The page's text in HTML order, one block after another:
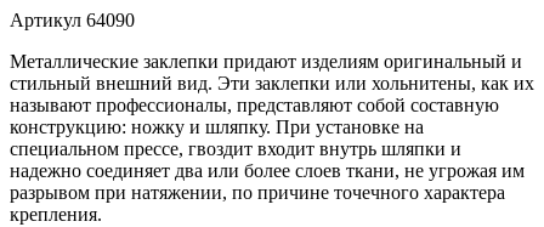
Артикул 64090
Металлические заклепки придают изделиям оригинальный и
стильный внешний вид. Эти заклепки или хольнитены, как их
называют профессионалы, представляют собой составную
конструкцию: ножку и шляпку. При установке на
специальном прессе, гвоздит входит внутрь шляпки и
надежно соединяет два или более слоев ткани, не угрожая им
разрывом при натяжении, по причине точечного характера
крепления.